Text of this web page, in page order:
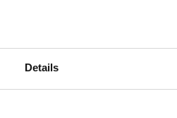
Details